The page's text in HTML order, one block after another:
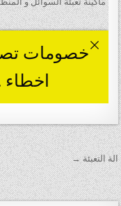
تصفّح المقالات
الة التعبئة →